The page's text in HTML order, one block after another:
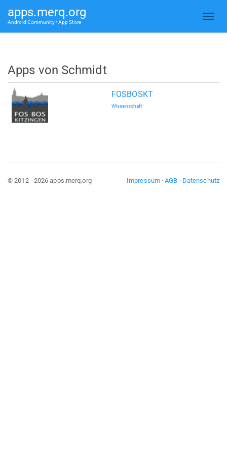
apps.merq.org
Android Community • App Store
Apps von Schmidt
FOSBOSKT
Wissenschaft
Impressum·AGB · Datenschutz
© 2012 - 2026 apps.merq.org